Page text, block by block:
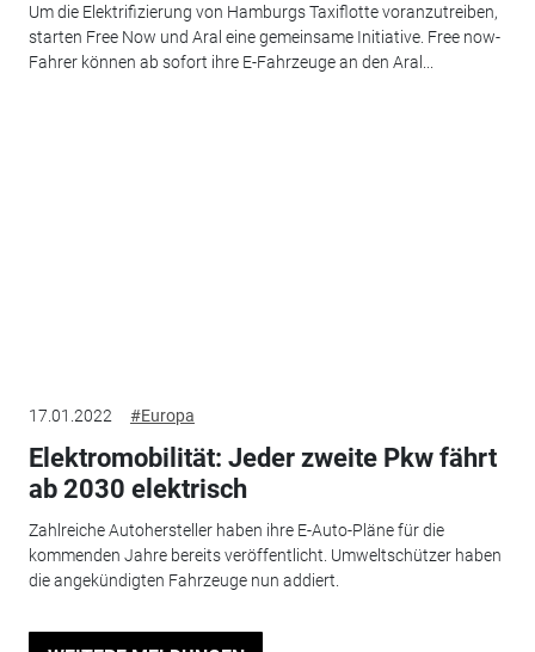
Um die Elektrifizierung von Hamburgs Taxiflotte voranzutreiben,
starten Free Now und Aral eine gemeinsame Initiative. Free now-
Fahrer können ab sofort ihre E-Fahrzeuge an den Aral...
17.01.2022 #Europa
Elektromobilität: Jeder zweite Pkw fährt
ab 2030 elektrisch
Zahlreiche Autohersteller haben ihre E-Auto-Pläne für die
kommenden Jahre bereits veröffentlicht. Umweltschützer haben
die angekündigten Fahrzeuge nun addiert.